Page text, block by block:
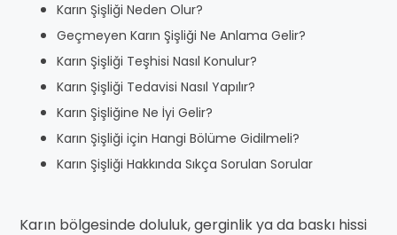
Karın Şişliği Neden Olur?
Geçmeyen Karın Şişliği Ne Anlama Gelir?
Karın Şişliği Teşhisi Nasıl Konulur?
Karın Şişliği Tedavisi Nasıl Yapılır?
Karın Şişliğine Ne İyi Gelir?
Karın Şişliği için Hangi Bölüme Gidilmeli?
Karın Şişliği Hakkında Sıkça Sorulan Sorular
Karın bölgesinde doluluk, gerginlik ya da baskı hissi